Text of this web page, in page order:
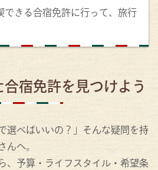
できる合宿免許に行って、旅行
宿免許を見つけよう
選べばいいの？」そんな疑問を持
へ。
、予算・ライフスタイル・希望条